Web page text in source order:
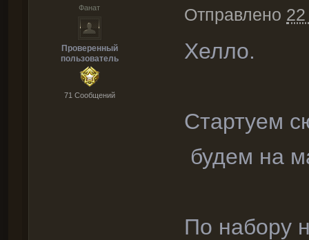
Фанат
Проверенный
пользователь
71 Cообщений
Отправлено
Хелло.
Стартуем
будем на
По набору